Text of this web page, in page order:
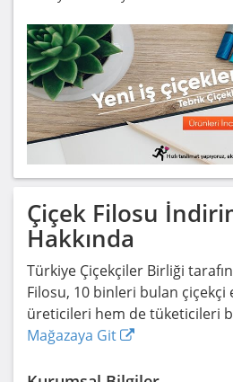
Çiçek Filosu
Hakkında
Türkiye Çiçekçiler Birliği
Filosu, 10 binleri bulan çiçekçi
üreticileri hem de tüketicileri
Mağazaya Git